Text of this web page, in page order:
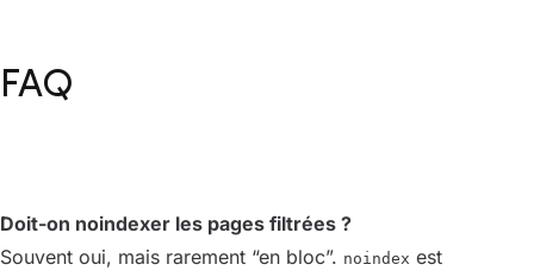
FAQ
Doit-on noindexer les pages filtrées ?
Souvent oui, mais rarement “en bloc”. noindex est